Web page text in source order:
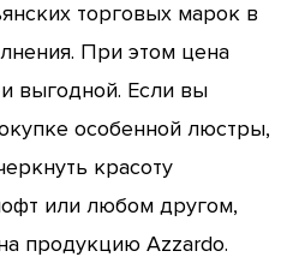
торговых марок в
При этом цена
выгодной. Если вы
особенной люстры,
красоту
или любом другом,
продукцию Azzardo.